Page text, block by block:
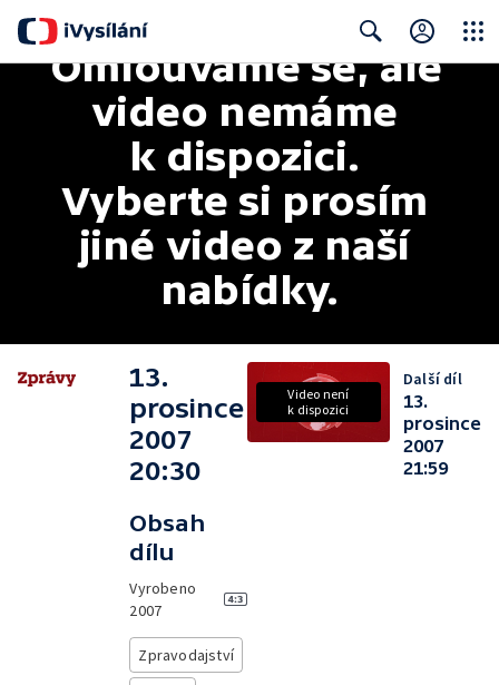
Search
Omlouváme se, ale
video nemáme
k dispozici.
Vyberte si prosím
jiné video z naší
nabídky.
13.
prosince
2007
20:30
Obsah
dílu
Vyrobeno
2007
Zpravodajství
Video není
k dispozici
Další díl
13.
prosince
2007
21:59